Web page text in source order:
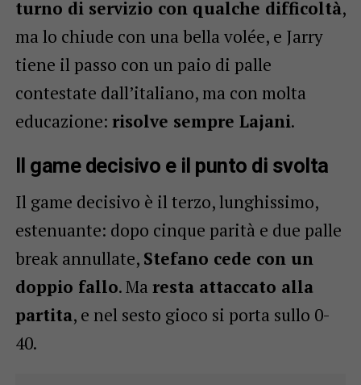
turno di servizio con qualche difficoltà,
ma lo chiude con una bella volée, e Jarry
tiene il passo con un paio di palle
contestate dall’italiano, ma con molta
educazione: risolve sempre Lajani.
Il game decisivo e il punto di svolta
Il game decisivo è il terzo, lunghissimo,
estenuante: dopo cinque parità e due palle
break annullate, Stefano cede con un
doppio fallo. Ma resta attaccato alla
partita, e nel sesto gioco si porta sullo 0-
40.